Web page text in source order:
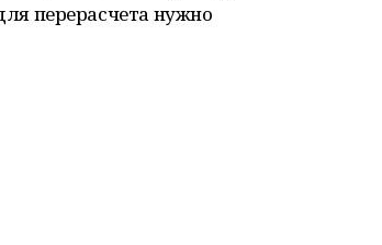
перерасчета нужно